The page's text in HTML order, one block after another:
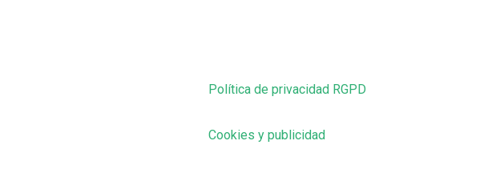
Política de privacidad RGPD
Cookies y publicidad